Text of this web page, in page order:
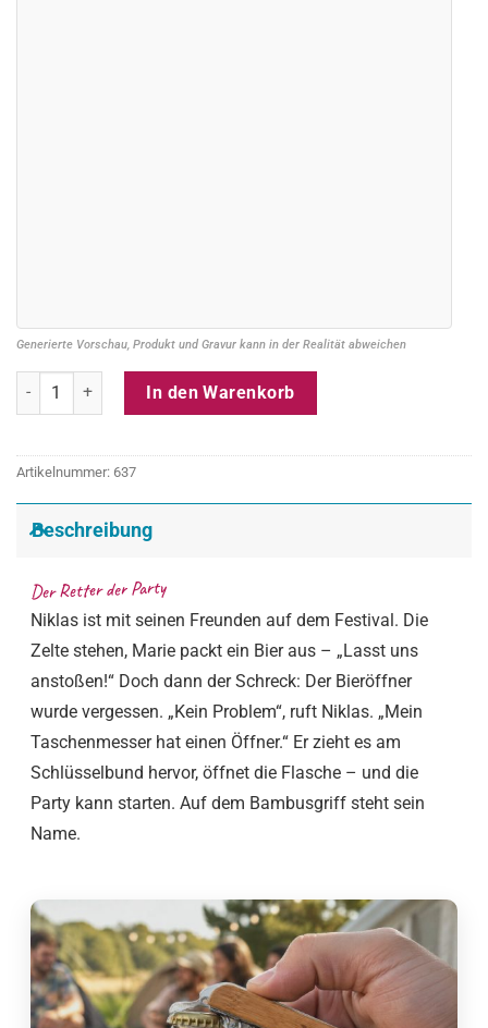
Generierte Vorschau, Produkt und Gravur kann in der Realität abweichen
Taschenmesser mit Gravur Menge
In den Warenkorb
Artikelnummer: 637
Beschreibung
Der Retter der Party
Niklas ist mit seinen Freunden auf dem Festival. Die
Zelte stehen, Marie packt ein Bier aus – „Lasst uns
anstoßen!“ Doch dann der Schreck: Der Bieröffner
wurde vergessen. „Kein Problem“, ruft Niklas. „Mein
Taschenmesser hat einen Öffner.“ Er zieht es am
Schlüsselbund hervor, öffnet die Flasche – und die
Party kann starten. Auf dem Bambusgriff steht sein
Name.